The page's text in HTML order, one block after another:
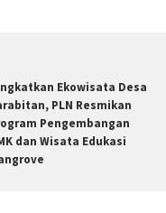
Ekowisata Desa
PLN Resmikan
Pengembangan
dan Wisata Edukasi